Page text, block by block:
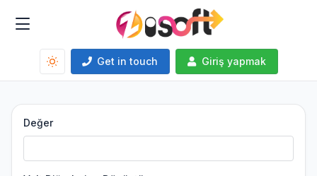
Get in touch Giriş yapmak
Değer